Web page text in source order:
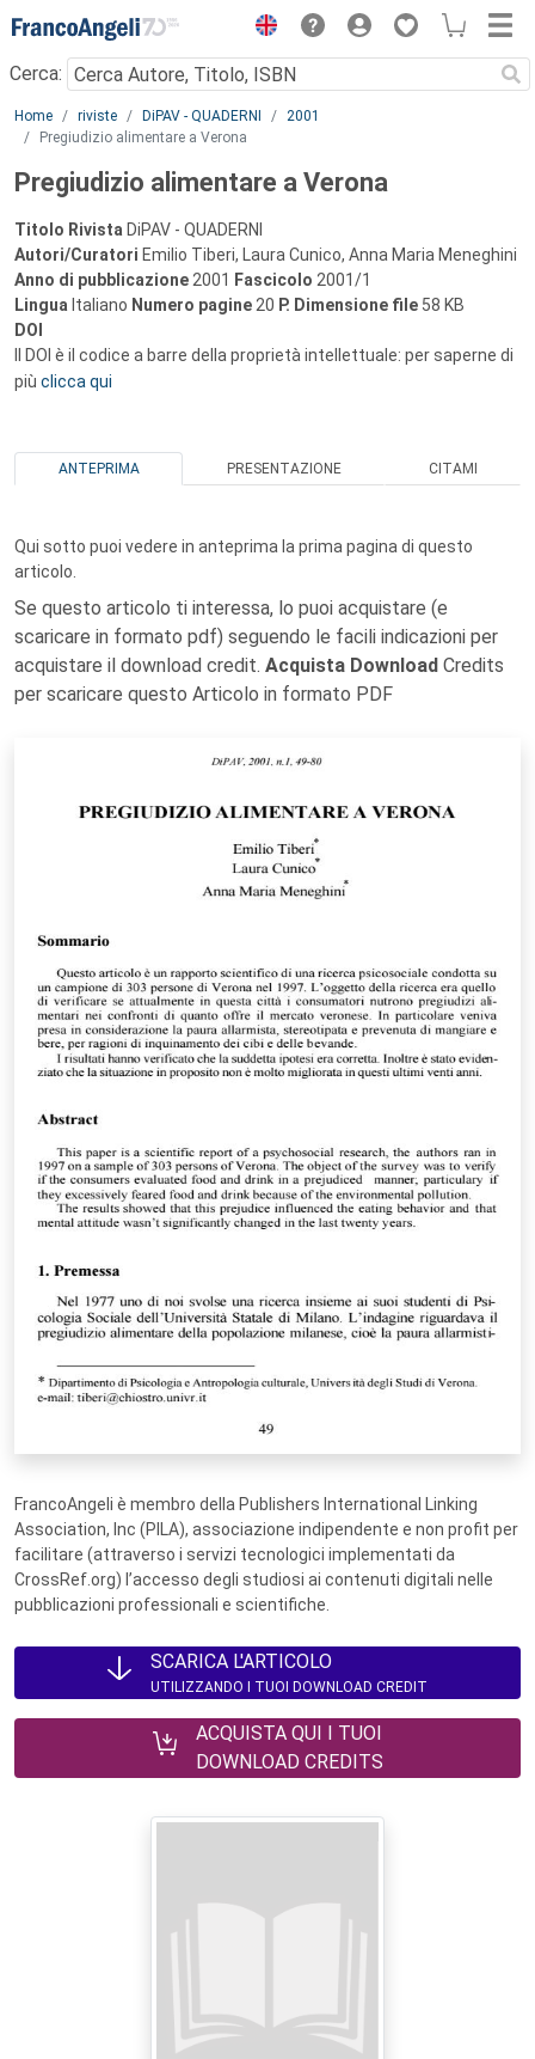
Menu
Cerca:
Main content
Home riviste DiPAV - QUADERNI
2001
Pregiudizio alimentare a Verona
Pregiudizio alimentare a Verona
Titolo Rivista DiPAV - QUADERNI
Autori/Curatori Emilio Tiberi, Laura Cunico, Anna Maria Meneghini
Anno di pubblicazione 2001 Fascicolo 2001/1
Lingua Italiano Numero pagine 20 P. Dimensione file 58 KB
DOI
Il DOI è il codice a barre della proprietà intellettuale: per saperne di
più clicca qui
ANTEPRIMA PRESENTAZIONE CITAMI
Qui sotto puoi vedere in anteprima la prima pagina di questo
articolo.
Se questo articolo ti interessa, lo puoi acquistare (e
scaricare in formato pdf) seguendo le facili indicazioni per
acquistare il download credit. Acquista Download Credits
per scaricare questo Articolo in formato PDF
FrancoAngeli è membro della Publishers International Linking
Association, Inc (PILA), associazione indipendente e non profit per
facilitare (attraverso i servizi tecnologici implementati da
CrossRef.org) l’accesso degli studiosi ai contenuti digitali nelle
pubblicazioni professionali e scientifiche.
SCARICA L'ARTICOLO
UTILIZZANDO I TUOI DOWNLOAD CREDIT
ACQUISTA QUI I TUOI
DOWNLOAD CREDITS